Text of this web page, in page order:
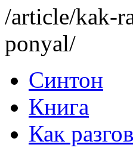
/article/kak-
ponyal/
Синтон
Книга
Как